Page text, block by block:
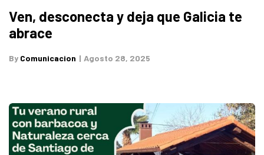
Ven, desconecta y deja que Galicia te
abrace
By Comunicacion Agosto 28, 2025